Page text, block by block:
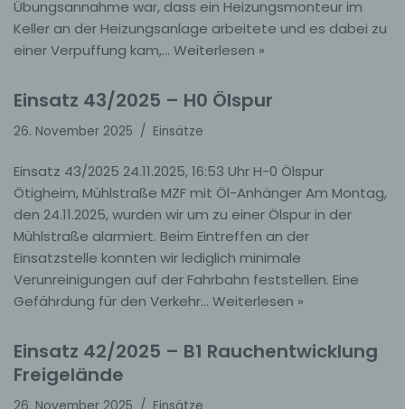
Übungsannahme war, dass ein Heizungsmonteur im
Keller an der Heizungsanlage arbeitete und es dabei zu
einer Verpuffung kam,… Weiterlesen »
Einsatz 43/2025 – H0 Ölspur
26. November 2025 Einsätze
Einsatz 43/2025 24.11.2025, 16:53 Uhr H-0 Ölspur
Ötigheim, Mühlstraße MZF mit Öl-Anhänger Am Montag,
den 24.11.2025, wurden wir um zu einer Ölspur in der
Mühlstraße alarmiert. Beim Eintreffen an der
Einsatzstelle konnten wir lediglich minimale
Verunreinigungen auf der Fahrbahn feststellen. Eine
Gefährdung für den Verkehr… Weiterlesen »
Einsatz 42/2025 – B1 Rauchentwicklung
Freigelände